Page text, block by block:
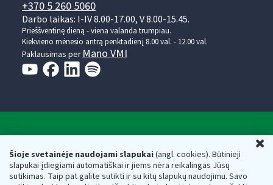
Šioje svetainėje naudojami slapukai(angl. cookies). Būtinieji
slapukai įdiegiami automatiškai ir jiems nėra reikalingas Jūsų
sutikimas. Taip pat galite sutikti ir su kitų slapukų naudojimu. Savo
+370 5 260 5060
Darbo laikas: I-IV 8.00-17.00, V 8.00-15.45.
Prieššventinę dieną - viena valanda trumpiau.
Kiekvieno mėnesio antrą penktadienį 8.00 val. - 12.00 val.
Paklausimas per Mano VMI
Respublikos finansų ministerijos
Biudžetinė įstaiga. Juridinio asmens kodas — 188659752,